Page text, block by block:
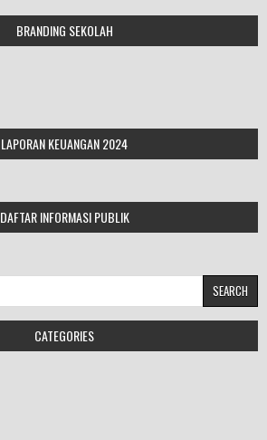
BRANDING SEKOLAH
LAPORAN KEUANGAN 2024
DAFTAR INFORMASI PUBLIK
CATEGORIES